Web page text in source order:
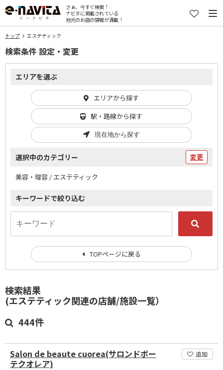
さぁ、今すぐ検索！
ナビタに掲載されている
地元のお店の情報が満載！
トップ エステティック
検索結果
(エステティック関連の店舗/施設一覧）
444件
Salon de beaute cuorea(サロンドボー
テクオレア)
追加
検索条件 設定・変更
エリアを選ぶ
エリアから探す
駅・路線から探す
現在地から探す
選択中のカテゴリー 変更
美容・理容 / エステティック
キーワードで絞り込む
TOPページに戻る